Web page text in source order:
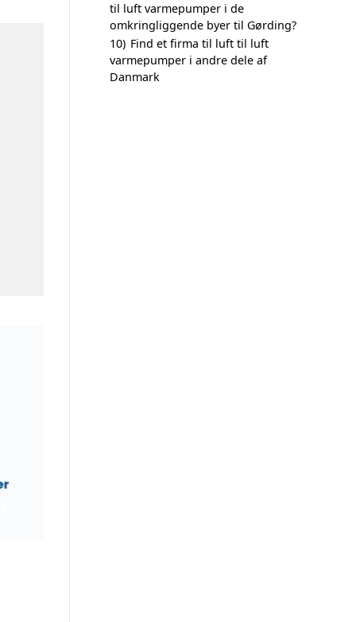
til luft varmepumper i de
omkringliggende byer til Gørding?
10) Find et firma til luft til luft
varmepumper i andre dele af
Danmark